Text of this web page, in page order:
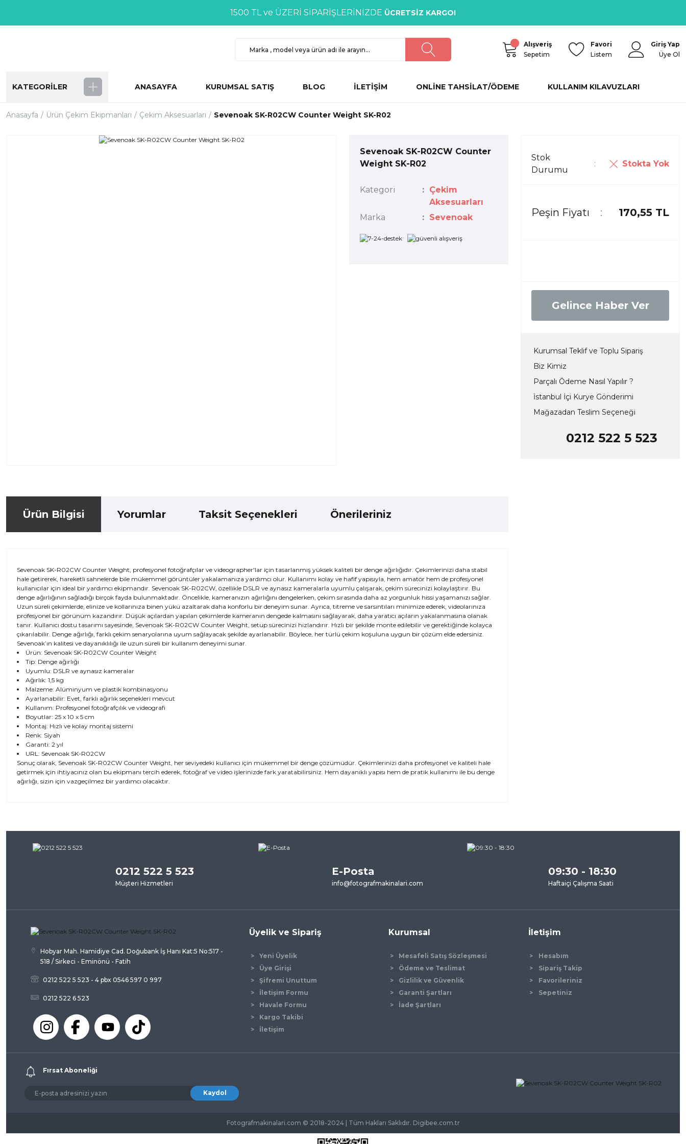
1500 TL ve ÜZERİ SİPARİŞLERİNİZDE ÜCRETSİZ KARGO!
Alışveriş
Sepetim
Favori
Listem
Giriş Yap
Üye Ol
KATEGORİLER ANASAYFA KURUMSAL SATIŞ BLOG İLETİŞİM ONLİNE TAHSİLAT/ÖDEME KULLANIM KILAVUZLARI
Anasayfa Ürün Çekim Ekipmanları Çekim Aksesuarları Sevenoak SK-R02CW Counter Weight SK-R02
Sevenoak SK-R02CW Counter
Weight SK-R02
Kategori
Çekim
Aksesuarları
Marka
Sevenoak
Stok
Durumu
Stokta Yok
Peşin Fiyatı 170,55 TL
Gelince Haber Ver
Kurumsal Teklif ve Toplu Sipariş
Biz Kimiz
Parçalı Ödeme Nasıl Yapılır ?
İstanbul İçi Kurye Gönderimi
Mağazadan Teslim Seçeneği
0212 522 5 523
Ürün Bilgisi Yorumlar Taksit Seçenekleri Önerileriniz
Sevenoak SK-R02CW Counter Weight, profesyonel fotoğrafçılar ve videographer'lar için tasarlanmış yüksek kaliteli bir denge ağırlığıdır. Çekimlerinizi daha stabil
hale getirerek, hareketli sahnelerde bile mükemmel görüntüler yakalamanıza yardımcı olur. Kullanımı kolay ve hafif yapısıyla, hem amatör hem de profesyonel
kullanıcılar için ideal bir yardımcı ekipmandır. Sevenoak SK-R02CW, özellikle DSLR ve aynasız kameralarla uyumlu çalışarak, çekim sürecinizi kolaylaştırır. Bu
denge ağırlığının sağladığı birçok fayda bulunmaktadır. Öncelikle, kameranızın ağırlığını dengelerken, çekim sırasında daha az yorgunluk hissi yaşamanızı sağlar.
Uzun süreli çekimlerde, elinize ve kollarınıza binen yükü azaltarak daha konforlu bir deneyim sunar. Ayrıca, titreme ve sarsıntıları minimize ederek, videolarınıza
profesyonel bir görünüm kazandırır. Düşük açılardan yapılan çekimlerde kameranın dengede kalmasını sağlayarak, daha yaratıcı açıların yakalanmasına olanak
tanır. Kullanıcı dostu tasarımı sayesinde, Sevenoak SK-R02CW Counter Weight, setup sürecinizi hızlandırır. Hızlı bir şekilde monte edilebilir ve gerektiğinde kolayca
çıkarılabilir. Denge ağırlığı, farklı çekim senaryolarına uyum sağlayacak şekilde ayarlanabilir. Böylece, her türlü çekim koşuluna uygun bir çözüm elde edersiniz.
Sevenoak’ın kalitesi ve dayanıklılığı ile uzun süreli bir kullanım deneyimi sunar.
Ürün: Sevenoak SK-R02CW Counter Weight
Tip: Denge ağırlığı
Uyumlu: DSLR ve aynasız kameralar
Ağırlık: 1,5 kg
Malzeme: Alüminyum ve plastik kombinasyonu
Ayarlanabilir: Evet, farklı ağırlık seçenekleri mevcut
Kullanım: Profesyonel fotoğrafçılık ve videografi
Boyutlar: 25 x 10 x 5 cm
Montaj: Hızlı ve kolay montaj sistemi
Renk: Siyah
Garanti: 2 yıl
URL: Sevenoak SK-R02CW
Sonuç olarak, Sevenoak SK-R02CW Counter Weight, her seviyedeki kullanıcı için mükemmel bir denge çözümüdür. Çekimlerinizi daha profesyonel ve kaliteli hale
getirmek için ihtiyacınız olan bu ekipmanı tercih ederek, fotoğraf ve video işlerinizde fark yaratabilirsiniz. Hem dayanıklı yapısı hem de pratik kullanımı ile bu denge
ağırlığı, sizin için vazgeçilmez bir yardımcı olacaktır.
Görüş ve önerileriniz için teşekkür ederiz.
Ürün resmi kalitesiz, bozuk veya görüntülenemiyor.
Ürün açıklamasında eksik bilgiler bulunuyor.
Ürün fiyatı diğer sitelerden daha pahalı.
Bu ürüne benzer farklı alternatifler olmalı.
Gönder
0212 522 5 523
Müşteri Hizmetleri
E-Posta
info@fotografmakinalari.com
09:30 - 18:30
Haftaiçi Çalışma Saati
Hobyar Mah. Hamidiye Cad. Doğubank İş Hanı Kat:5 No:517 -
518 / Sirkeci - Eminönü - Fatih
0212 522 5 523 - 4 pbx 0546 597 0 997
0212 522 6 523
Üyelik ve Sipariş
Yeni Üyelik
Üye Girişi
Şifremi Unuttum
İletişim Formu
Havale Formu
Kargo Takibi
İletişim
Kurumsal
Mesafeli Satış Sözleşmesi
Ödeme ve Teslimat
Gizlilik ve Güvenlik
Garanti Şartları
İade Şartları
İletişim
Hesabım
Sipariş Takip
Favorileriniz
Sepetiniz
Fırsat Aboneliği
Kaydol
Fotografmakinalari.com © 2018-2024 | Tüm Hakları Saklıdır. Digibee.com.tr